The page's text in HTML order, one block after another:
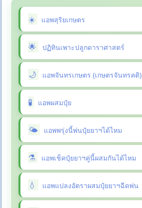
แอพสุริยเกษตร
ปฏิทินเพาะปลูกดาราศาสตร์
แอพจันทรเกษตร (เกษตรจันทรคติ)
แอพผสมปุ๋ย
แอพพรุ่งนี้พ่นปุ๋ยยาฯได้ไหม
แอพเช็คปุ๋ยยาฯคู่นี้ผสมกันได้ไหม
แอพแปลงอัตราผสมปุ๋ยยาฯฉีดพ่น